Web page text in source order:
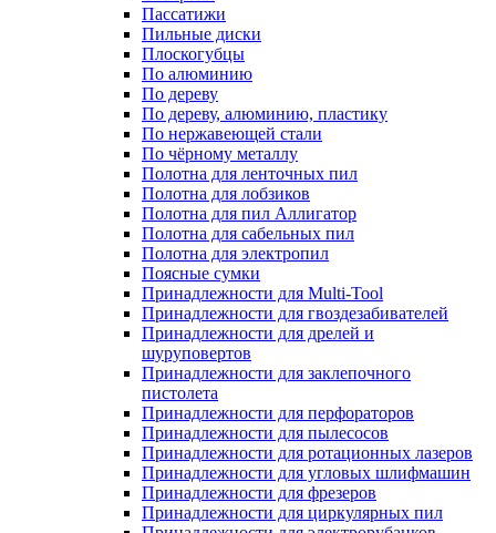
Пассатижи
Пильные диски
Плоскогубцы
По алюминию
По дереву
По дереву, алюминию, пластику
По нержавеющей стали
По чёрному металлу
Полотна для ленточных пил
Полотна для лобзиков
Полотна для пил Аллигатор
Полотна для сабельных пил
Полотна для электропил
Поясные сумки
Принадлежности для Multi-Tool
Принадлежности для гвоздезабивателей
Принадлежности для дрелей и
шуруповертов
Принадлежности для заклепочного
пистолета
Принадлежности для перфораторов
Принадлежности для пылесосов
Принадлежности для ротационных лазеров
Принадлежности для угловых шлифмашин
Принадлежности для фрезеров
Принадлежности для циркулярных пил